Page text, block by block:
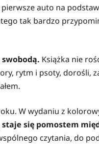
pierwsze auto na
tak bardzo
swobodą. Książka nie
rytm i psoty, dorośli,
W wydaniu z
się pomostem
czytania, do